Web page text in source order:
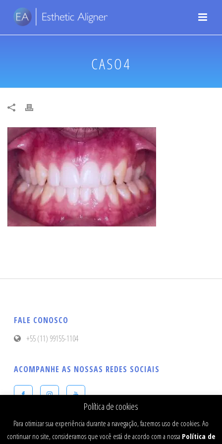
CASO4
FALE CONOSCO
+55 (11) 99155-1104
ACOMPANHE AS NOSSAS REDES SOCIAIS
Política de cookies
Para otimizar sua experiência durante a navegação, fazemos uso de cookies. Ao
continuar no site, consideramos que você está de acordo com a nossa Política de